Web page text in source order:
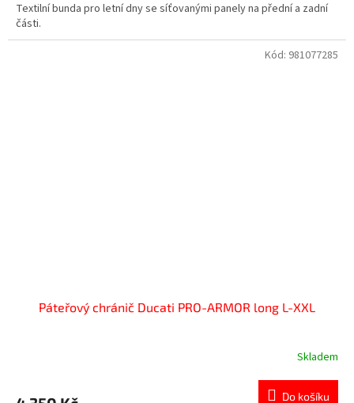
Textilní bunda pro letní dny se síťovanými panely na přední a zadní
části.
Páteřový chránič Ducati PRO-ARMOR long L-XXL
Skladem
Do košíku
Kód: 981077285